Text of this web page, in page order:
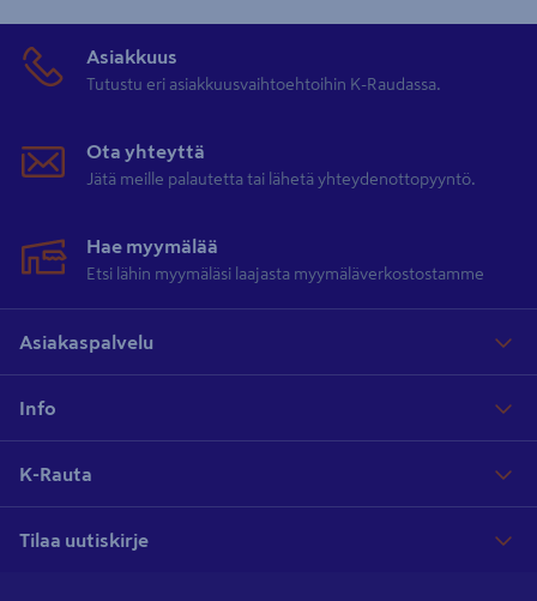
Asiakkuus
Tutustu eri asiakkuusvaihtoehtoihin K-Raudassa.
Ota yhteyttä
Jätä meille palautetta tai lähetä yhteydenottopyyntö.
Hae myymälää
Etsi lähin myymäläsi laajasta myymäläverkostostamme
Asiakaspalvelu
Info
K-Rauta
Tilaa uutiskirje